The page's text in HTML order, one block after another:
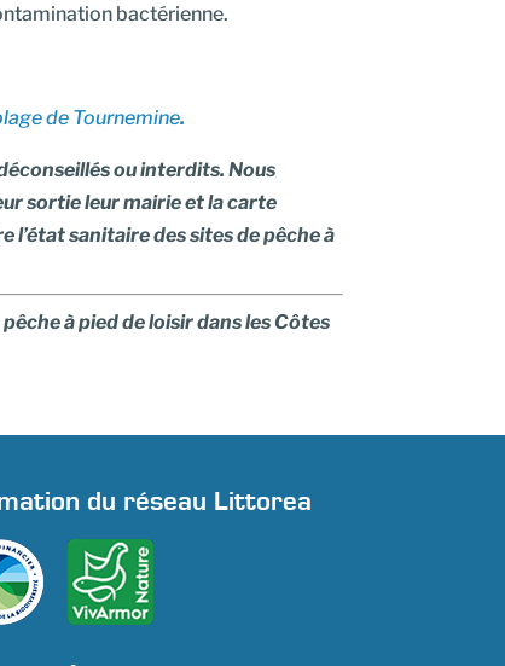
bactérienne.
de Tournemine.
ou interdits. Nous
sortie leur mairie et la carte
l’état sanitaire des sites de pêche à
à pied de loisir dans les Côtes
du réseau Littorea